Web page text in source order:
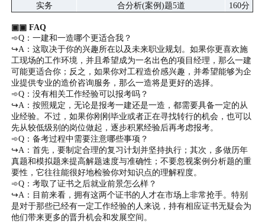
实务
合分析(案例)题5道
160分
▣▣ FAQ
➾Q：一建和一造哪个更适合我？
↪A：这取决于你的兴趣所在以及未来职业规划。如果你更喜欢施
工现场的工作环境，并且希望成为一名出色的项目经理，那么一建
可能更适合你；反之，如果你对工程造价感兴趣，并希望能够为企
业提供专业的造价咨询服务，那么一造将是更好的选择。
➾Q：没有相关工作经验可以报考吗？
↪A：按照规定，无论是报考一建还是一造，都需要具备一定的从
业经验。不过，如果你刚刚毕业或者正在寻找转行的机会，也可以
先从较低级别的岗位做起，逐步积累经验后再考虑报考。
➾Q：备考过程中需要注意哪些事项？
↪A：首先，要制定合理的复习计划并坚持执行；其次，多做历年
真题和模拟题来提高解题速度与准确性；不要忽视案例分析题的重
要性，它往往能很好地检验你对知识点的理解程度。
➾Q：考取了证书之后就业前景怎么样？
↪A：目前来看，拥有这两个证书的人才在市场上非常抢手。特别
是对于那些已经有一定工作经验的人来说，持有相应证书无疑会为
他们带来更多的晋升机会和发展空间。